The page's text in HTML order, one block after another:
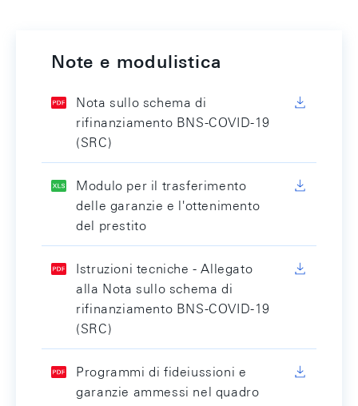
Note e modulistica
Nota sullo schema di
rifinanziamento BNS-COVID-19
(SRC)
Modulo per il trasferimento
delle garanzie e l'ottenimento
del prestito
Istruzioni tecniche - Allegato
alla Nota sullo schema di
rifinanziamento BNS-COVID-19
(SRC)
Programmi di fideiussioni e
garanzie ammessi nel quadro